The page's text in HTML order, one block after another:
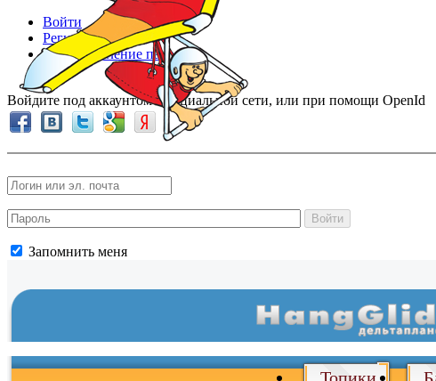
Войти
Регистрация
Восстановление пароля
Войдите под аккаунтом в социальной сети, или при помощи OpenId
Войти
Запомнить меня